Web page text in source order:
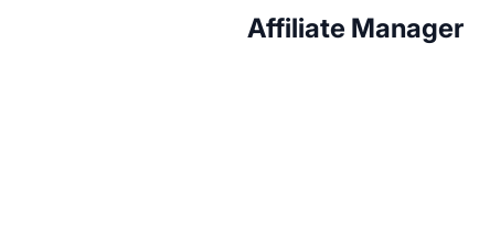
Affiliate Manager